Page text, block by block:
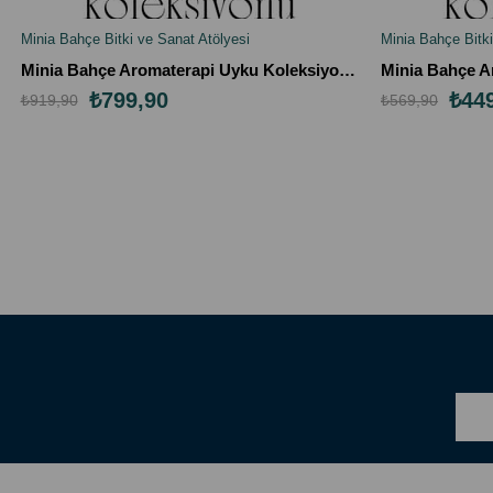
SEPETE EKLE
Minia Bahçe Bitki ve Sanat Atölyesi
Minia Bahçe Aromaterapi Uyku Koleksiyonu: Sardunya, Ylang Ylang ve Lavanta Uçucu Yağları (%100 Saf, 10ml x 3)
₺799,90
₺919,90
SEPETE
Minia Bahçe
₺569,90